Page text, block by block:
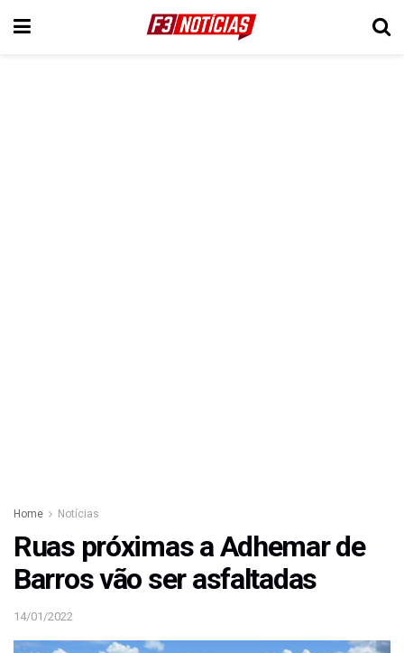
Home Notícias
Ruas próximas a Adhemar de
Barros vão ser asfaltadas
14/01/2022